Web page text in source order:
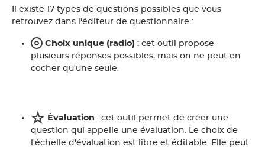
Il existe 17 types de questions possibles que vous
retrouvez dans l'éditeur de questionnaire :
Choix unique (radio) : cet outil propose
plusieurs réponses possibles, mais on ne peut en
cocher qu'une seule.
Évaluation : cet outil permet de créer une
question qui appelle une évaluation. Le choix de
l'échelle d'évaluation est libre et éditable. Elle peut